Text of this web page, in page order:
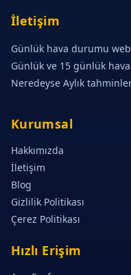
İletişim
Günlük hava durumu
Günlük ve 15 günlük
Neredeyse Aylık
Kurumsal
Hakkımızda
İletişim
Blog
Gizlilik Politikası
Çerez Politikası
Hızlı Erişim